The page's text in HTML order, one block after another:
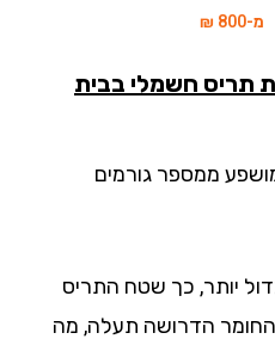
חשמלי בבית
ממספר גורמים
כך שטח התריס
הדרושה תעלה, מה